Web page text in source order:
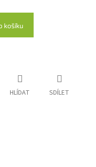
košíku
HLÍDAT SDÍLET